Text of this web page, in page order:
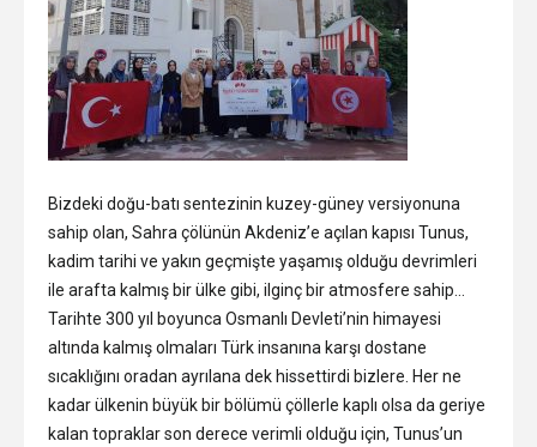
Bizdeki doğu-batı sentezinin kuzey-güney versiyonuna
sahip olan, Sahra çölünün Akdeniz’e açılan kapısı Tunus,
kadim tarihi ve yakın geçmişte yaşamış olduğu devrimleri
ile arafta kalmış bir ülke gibi, ilginç bir atmosfere sahip…
Tarihte 300 yıl boyunca Osmanlı Devleti’nin himayesi
altında kalmış olmaları Türk insanına karşı dostane
sıcaklığını oradan ayrılana dek hissettirdi bizlere. Her ne
kadar ülkenin büyük bir bölümü çöllerle kaplı olsa da geriye
kalan topraklar son derece verimli olduğu için, Tunus’un